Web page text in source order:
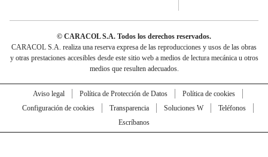
© CARACOL S.A. Todos los derechos reservados.
CARACOL S.A. realiza una reserva expresa de las reproducciones y usos de las obras
y otras prestaciones accesibles desde este sitio web a medios de lectura mecánica u otros
medios que resulten adecuados.
Aviso legal Política de Protección de Datos
Política de cookies
Configuración de cookies
Transparencia Soluciones W
Teléfonos
Escríbanos